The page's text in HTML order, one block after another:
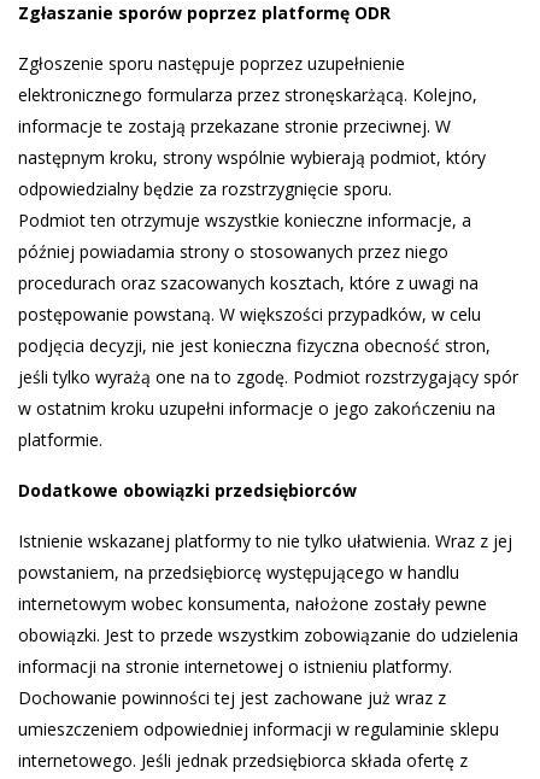
Zgłaszanie sporów poprzez platformę ODR
Zgłoszenie sporu następuje poprzez uzupełnienie
elektronicznego formularza przez stronęskarżącą. Kolejno,
informacje te zostają przekazane stronie przeciwnej. W
następnym kroku, strony wspólnie wybierają podmiot, który
odpowiedzialny będzie za rozstrzygnięcie sporu.
Podmiot ten otrzymuje wszystkie konieczne informacje, a
później powiadamia strony o stosowanych przez niego
procedurach oraz szacowanych kosztach, które z uwagi na
postępowanie powstaną. W większości przypadków, w celu
podjęcia decyzji, nie jest konieczna fizyczna obecność stron,
jeśli tylko wyrażą one na to zgodę. Podmiot rozstrzygający spór
w ostatnim kroku uzupełni informacje o jego zakończeniu na
platformie.
Dodatkowe obowiązki przedsiębiorców
Istnienie wskazanej platformy to nie tylko ułatwienia. Wraz z jej
powstaniem, na przedsiębiorcę występującego w handlu
internetowym wobec konsumenta, nałożone zostały pewne
obowiązki. Jest to przede wszystkim zobowiązanie do udzielenia
informacji na stronie internetowej o istnieniu platformy.
Dochowanie powinności tej jest zachowane już wraz z
umieszczeniem odpowiedniej informacji w regulaminie sklepu
internetowego. Jeśli jednak przedsiębiorca składa ofertę z